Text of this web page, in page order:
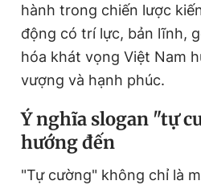
hành trong chiến lược
động có trí lực, bản lĩnh,
hóa khát vọng Việt Nam
vượng và hạnh phúc.
Ý nghĩa slogan "tự
hướng đến
"Tự cường" không chỉ là